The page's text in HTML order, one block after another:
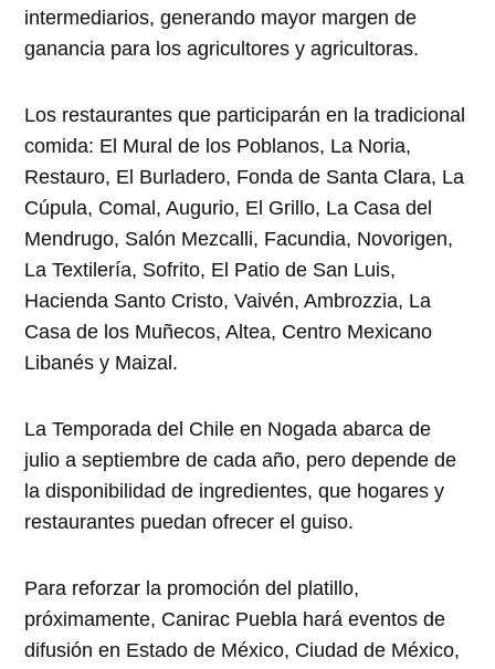
intermediarios, generando mayor margen de
ganancia para los agricultores y agricultoras.
Los restaurantes que participarán en la tradicional
comida: El Mural de los Poblanos, La Noria,
Restauro, El Burladero, Fonda de Santa Clara, La
Cúpula, Comal, Augurio, El Grillo, La Casa del
Mendrugo, Salón Mezcalli, Facundia, Novorigen,
La Textilería, Sofrito, El Patio de San Luis,
Hacienda Santo Cristo, Vaivén, Ambrozzia, La
Casa de los Muñecos, Altea, Centro Mexicano
Libanés y Maizal.
La Temporada del Chile en Nogada abarca de
julio a septiembre de cada año, pero depende de
la disponibilidad de ingredientes, que hogares y
restaurantes puedan ofrecer el guiso.
Para reforzar la promoción del platillo,
próximamente, Canirac Puebla hará eventos de
difusión en Estado de México, Ciudad de México,